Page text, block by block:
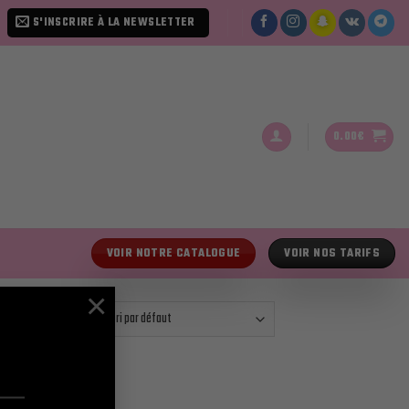
×
S'INSCRIRE À LA NEWSLETTER
0.00€
VOIR NOTRE CATALOGUE VOIR NOS TARIFS